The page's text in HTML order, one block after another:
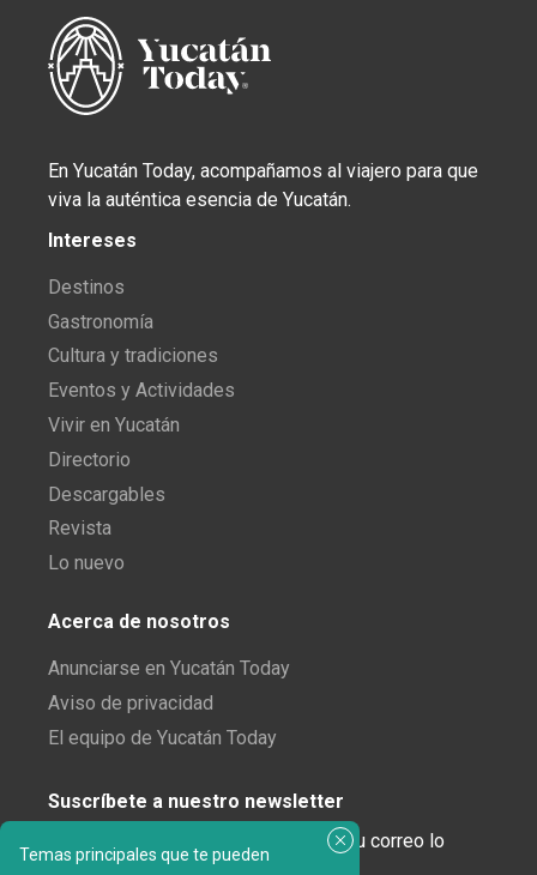
Temas principales que te pueden
En Yucatán Today, acompañamos al viajero para que
viva la auténtica esencia de Yucatán.
Intereses
Destinos
Gastronomía
Cultura y tradiciones
Eventos y Actividades
Vivir en Yucatán
Directorio
Descargables
Revista
Lo nuevo
Acerca de nosotros
Anunciarse en Yucatán Today
Aviso de privacidad
El equipo de Yucatán Today
Suscríbete a nuestro newsletter
¿Enamorado de Yucatán? Recibe en tu correo lo
mejor de Yucatán Today.